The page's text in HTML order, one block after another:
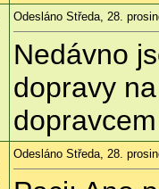
Odesláno Středa, 28.
Nedávno
dopravy
Odesláno Středa, 28.